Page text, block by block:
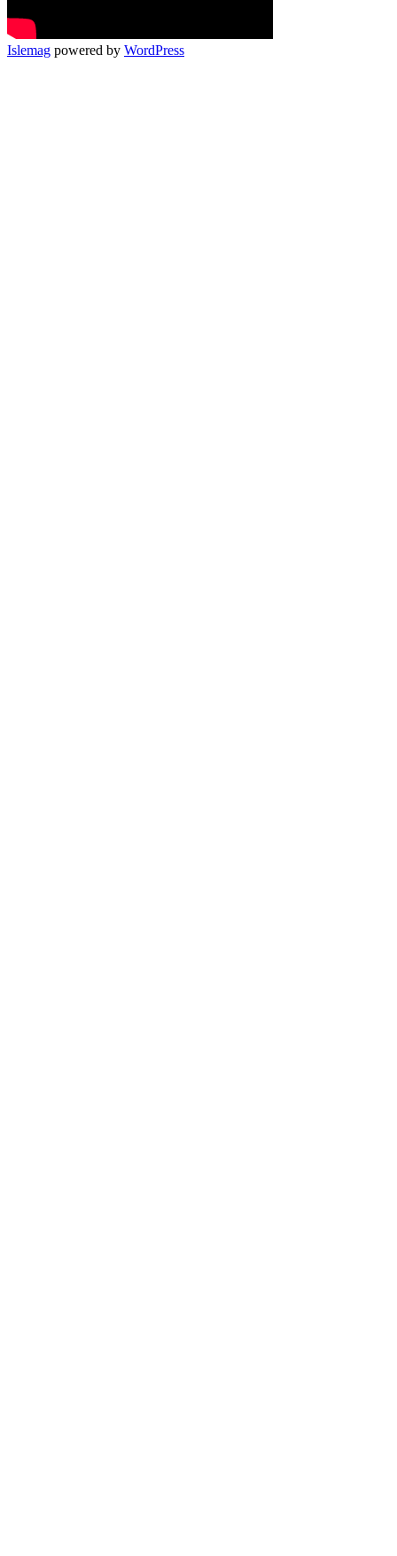
Islemag powered by WordPress